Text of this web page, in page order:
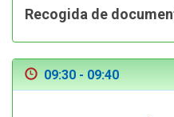
Recogida de
09:30 - 09:40